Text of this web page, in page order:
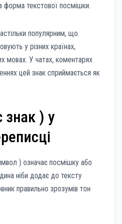
форма текстової посмішки.
популярним, що
у різних країнах,
мовах. У чатах, коментарях
цей знак сприймається як
) у
) означає посмішку або
ніби додає до тексту
правильно зрозумів тон